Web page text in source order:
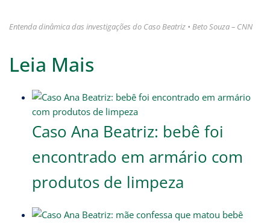
Entenda dinâmica das investigações do Caso Beatriz • Beto Souza – CNN
Leia Mais
Caso Ana Beatriz: bebê foi
encontrado em armário com
produtos de limpeza